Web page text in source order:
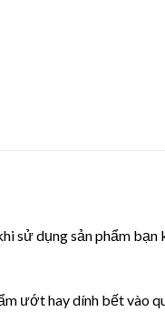
sử dụng sản phẩm bạn
ướt hay dính bết vào